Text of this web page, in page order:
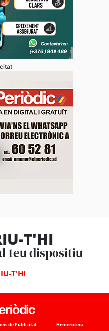
T'HI
teu dispositiu
T'HI
de Publicitat Hemeroteca